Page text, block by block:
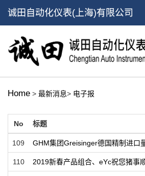
诚田自动化仪表(上海)有限公司
Home > 最新消息> 电子报
No 标题
109 GHM集团Greisinger德国精制进口
110 2019新春产品组合、eYc祝您猪事